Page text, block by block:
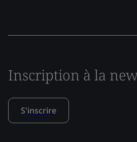
Inscription à la
S'inscrire